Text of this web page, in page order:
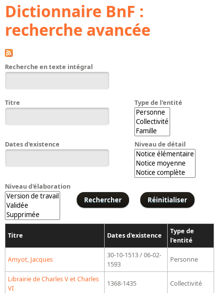
Ressources documentaires
Archives administratives
Bibliographie sur la BnF
Bibliographie historique de la Bibliothèque nationale de
Dictionnaire BnF : recherche avancée
Dictionnaire BnF : index
Dictionnaire des fonds spéciaux et des principales collections et
provenances
Recherche de fonds, collections et provenances
L'histoire de la BnF en objets
Organigrammes de la bibliothèque
Rapports d'activité de la Bibliothèque
Dictionnaire BnF :
recherche avancée
Recherche en texte intégral
Titre Type de l'entité
Dates d'existence Niveau de détail
Niveau d'élaboration
Titre Dates d'existence
Type de
l'entité
Amyot, Jacques
30-10-1513 / 06-02-
1593
Personne
Librairie de Charles V et Charles
VI
1368-1435 Collectivité